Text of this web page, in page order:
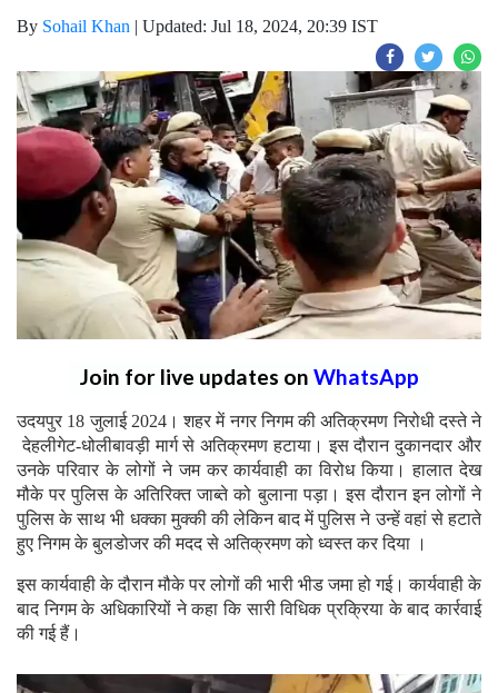
By Sohail Khan | Updated: Jul 18, 2024, 20:39 IST
Join for live updates on WhatsApp
उदयपुर 18 जुलाई 2024। शहर में नगर निगम की अतिक्रमण निरोधी दस्ते ने
देहलीगेट-धोलीबावड़ी मार्ग से अतिक्रमण हटाया। इस दौरान दुकानदार और
उनके परिवार के लोगों ने जम कर कार्यवाही का विरोध किया। हालात देख
मौके पर पुलिस के अतिरिक्त जाब्ते को बुलाना पड़ा। इस दौरान इन लोगों ने
पुलिस के साथ भी धक्का मुक्की की लेकिन बाद में पुलिस ने उन्हें वहां से हटाते
हुए निगम के बुलडोजर की मदद से अतिक्रमण को ध्वस्त कर दिया ।
इस कार्यवाही के दौरान मौके पर लोगों की भारी भीड जमा हो गई। कार्यवाही के
बाद निगम के अधिकारियों ने कहा कि सारी विधिक प्रक्रिया के बाद कार्रवाई
की गई हैं।